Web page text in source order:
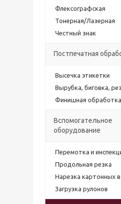
Флексографская
Тонерная/Лазерная
Честный знак
Постпечатная
Высечка этикетки
Вырубка, биговка,
Финишная обработка
Вспомогательное
оборудование
Перемотка и
Продольная резка
Нарезка картонных
Загрузка рулонов